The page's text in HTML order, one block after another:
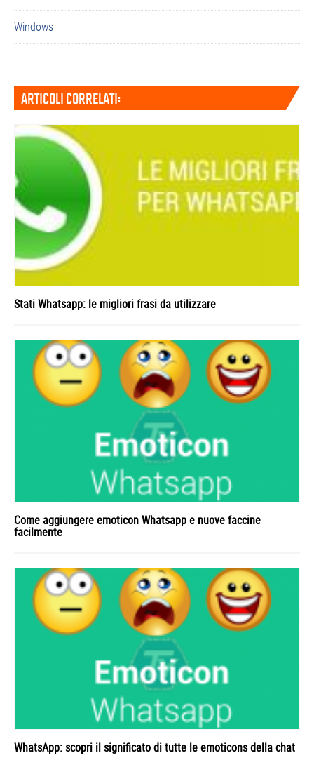
Windows
ARTICOLI CORRELATI:
Stati Whatsapp: le migliori frasi da utilizzare
Come aggiungere emoticon Whatsapp e nuove faccine
facilmente
WhatsApp: scopri il significato di tutte le emoticons della chat